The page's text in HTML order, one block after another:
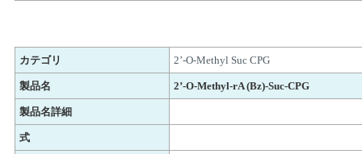
カテゴリ 2’-O-Methyl Suc CPG
製品名 2’-O-Methyl-rA (Bz)-Suc-CPG
製品名詳細
式